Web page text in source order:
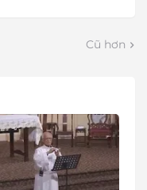
Cũ hơn